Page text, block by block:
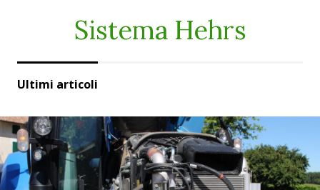
Sistema Hehrs
Ultimi articoli